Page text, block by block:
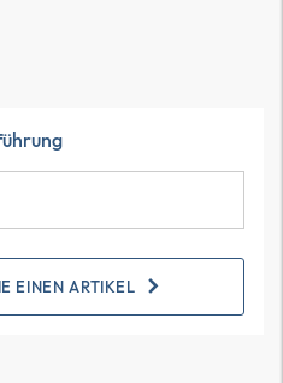
EINEN ARTIKEL